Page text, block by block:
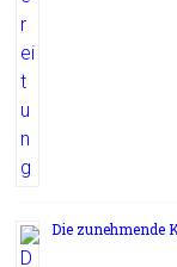
Die zunehmende